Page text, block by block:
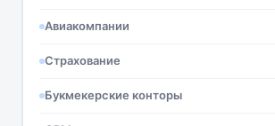
Авиакомпании
Страхование
Букмекерские конторы